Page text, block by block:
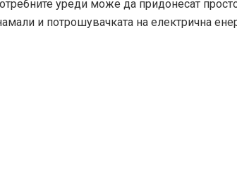
уреди може да придонесат
и потрошувачката на електрична